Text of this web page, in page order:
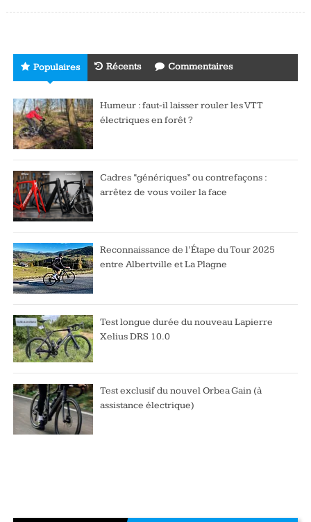
Populaires Récents Commentaires
Humeur : faut-il laisser rouler les VTT
électriques en forêt ?
Cadres “génériques” ou contrefaçons :
arrêtez de vous voiler la face
Reconnaissance de l’Étape du Tour 2025
entre Albertville et La Plagne
Test longue durée du nouveau Lapierre
Xelius DRS 10.0
Test exclusif du nouvel Orbea Gain (à
assistance électrique)